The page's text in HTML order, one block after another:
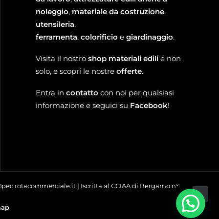
noleggio, materiale da costruzione,
utensileria,
ferramenta, colorificio e giardinaggio.
Visita il nostro shop materiali edili e non
solo, e scopri le nostre offerte.
Entra in contatto con noi per qualsiasi
informazione e seguici su Facebook!
| Iscritta al CCIAA di Bergamo n°